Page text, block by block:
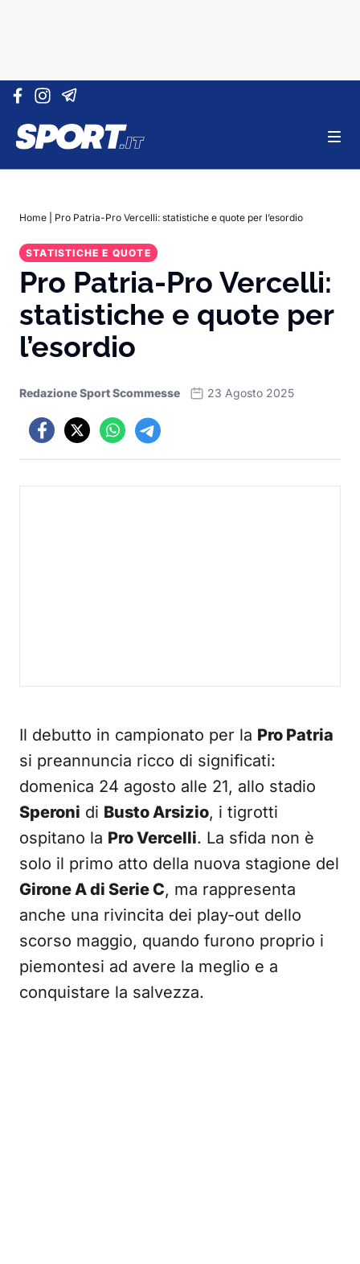
Vai al contenuto
Home Pro Patria-Pro Vercelli: statistiche e quote per l’esordio
STATISTICHE E QUOTE
Pro Patria-Pro Vercelli:
statistiche e quote per
l’esordio
Redazione Sport Scommesse 23 Agosto 2025
Il debutto in campionato per la Pro Patria
si preannuncia ricco di significati:
domenica 24 agosto alle 21, allo stadio
Speroni di Busto Arsizio, i tigrotti
ospitano la Pro Vercelli. La sfida non è
solo il primo atto della nuova stagione del
Girone A di Serie C, ma rappresenta
anche una rivincita dei play-out dello
scorso maggio, quando furono proprio i
piemontesi ad avere la meglio e a
conquistare la salvezza.